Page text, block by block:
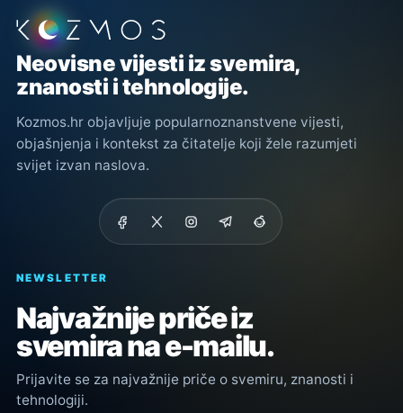
Podnožje stranice
Neovisne vijesti iz svemira,
znanosti i tehnologije.
Kozmos.hr objavljuje popularnoznanstvene vijesti,
objašnjenja i kontekst za čitatelje koji žele razumjeti
svijet izvan naslova.
NEWSLETTER
Najvažnije priče iz
svemira na e-mailu.
Prijavite se za najvažnije priče o svemiru, znanosti i
tehnologiji.